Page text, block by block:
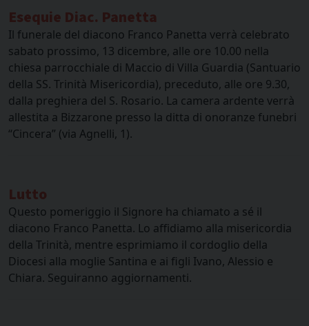
Esequie Diac. Panetta
Il funerale del diacono Franco Panetta verrà celebrato
sabato prossimo, 13 dicembre, alle ore 10.00 nella
chiesa parrocchiale di Maccio di Villa Guardia (Santuario
della SS. Trinità Misericordia), preceduto, alle ore 9.30,
dalla preghiera del S. Rosario. La camera ardente verrà
allestita a Bizzarone presso la ditta di onoranze funebri
“Cincera” (via Agnelli, 1).
Lutto
Questo pomeriggio il Signore ha chiamato a sé il
diacono Franco Panetta. Lo affidiamo alla misericordia
della Trinità, mentre esprimiamo il cordoglio della
Diocesi alla moglie Santina e ai figli Ivano, Alessio e
Chiara. Seguiranno aggiornamenti.